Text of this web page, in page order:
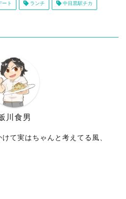
ト ランチ 中目黒駅チカ
川食男
て実はちゃんと考えてる風、